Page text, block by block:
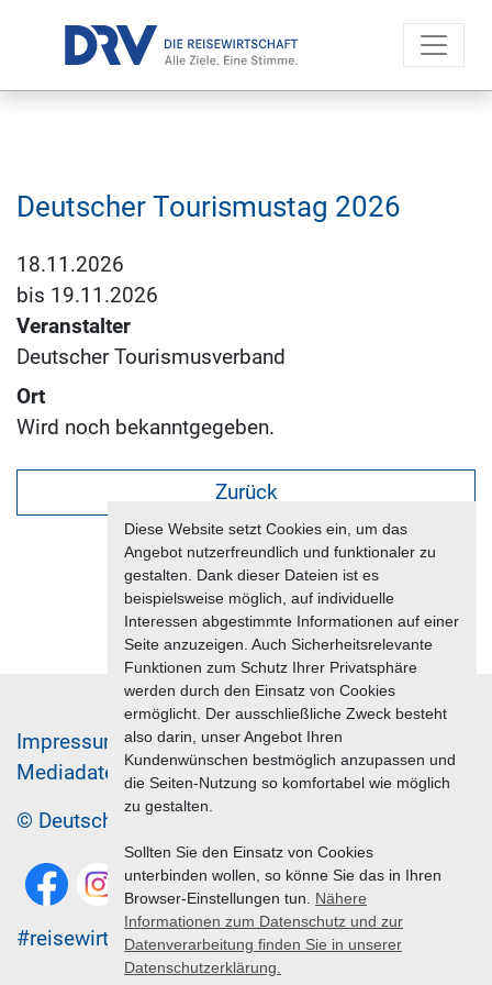
Diese Website setzt Cookies ein, um das
Angebot nutzerfreundlich und funktionaler zu
gestalten. Dank dieser Dateien ist es
beispielsweise möglich, auf individuelle
Interessen abgestimmte Informationen auf einer
Seite anzuzeigen. Auch Sicherheitsrelevante
Funktionen zum Schutz Ihrer Privatsphäre
werden durch den Einsatz von Cookies
ermöglicht. Der ausschließliche Zweck besteht
also darin, unser Angebot Ihren
Kundenwünschen bestmöglich anzupassen und
die Seiten-Nutzung so komfortabel wie möglich
zu gestalten.
Sollten Sie den Einsatz von Cookies
unterbinden wollen, so könne Sie das in Ihren
Browser-Einstellungen tun. Nähere
Informationen zum Datenschutz und zur
Datenverarbeitung finden Sie in unserer
Datenschutzerklärung.
Deutscher Tourismustag 2026
18.11.2026
bis 19.11.2026
Veranstalter
Deutscher Tourismusverband
Ort
Wird noch bekanntgegeben.
Zurück
Im­pres­sum & Da­ten­schutz
Me­di­a­da­ten & Mar­ke­ting­leis­tun­gen
Jobs
© Deutscher Reiseverband 2026
#reisewirtschaft